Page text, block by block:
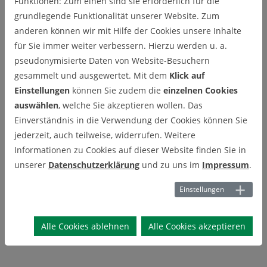
Ideen und Ihrer Hände“, sagte Uni-Präsident Brandt.
Unterstützt wurde die Hochschulwoche, die viele Institute zu
Ehemaligentreffen genutzt hatten, auch vom Verein von
Freunden der TU Clausthal.
Kontakt:
TU Clausthal
Christian Ernst
grundlegende Funktionalität unserer Website. Zum
anderen können wir mit Hilfe der Cookies unsere Inhalte
für Sie immer weiter verbessern. Hierzu werden u. a.
pseudonymisierte Daten von Website-Besuchern
gesammelt und ausgewertet. Mit dem Klick auf
Einstellungen können Sie zudem die einzelnen Cookies
auswählen, welche Sie akzeptieren wollen. Das
Einverständnis in die Verwendung der Cookies können Sie
jederzeit, auch teilweise, widerrufen. Weitere
Informationen zu Cookies auf dieser Website finden Sie in
unserer Datenschutzerklärung und zu uns im Impressum.
Einstellungen
Alle Cookies ablehnen Alle Cookies akzeptieren